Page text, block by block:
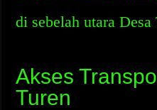
di sebelah utara Desa
Akses
Turen